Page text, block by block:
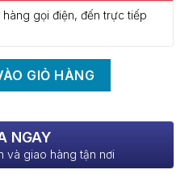
gọi điện, đến trực tiếp
GIỎ HÀNG
NGAY
và giao hàng tận nơi